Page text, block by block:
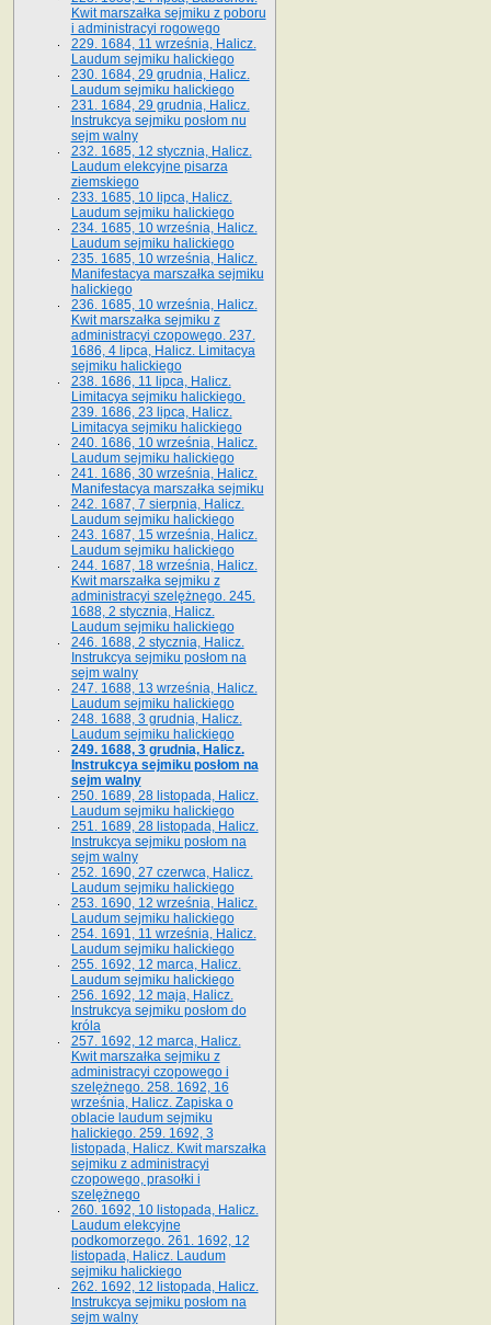
Kwit marszałka sejmiku z poboru
i administracyi rogowego
229. 1684, 11 września, Halicz.
Laudum sejmiku halickiego
230. 1684, 29 grudnia, Halicz.
Laudum sejmiku halickiego
231. 1684, 29 grudnia, Halicz.
Instrukcya sejmiku posłom nu
sejm walny
232. 1685, 12 stycznia, Halicz.
Laudum elekcyjne pisarza
ziemskiego
233. 1685, 10 lipca, Halicz.
Laudum sejmiku halickiego
234. 1685, 10 września, Halicz.
Laudum sejmiku halickiego
235. 1685, 10 września, Halicz.
Manifestacya marszałka sejmiku
halickiego
236. 1685, 10 września, Halicz.
Kwit marszałka sejmiku z
administracyi czopowego. 237.
1686, 4 lipca, Halicz. Limitacya
sejmiku halickiego
238. 1686, 11 lipca, Halicz.
Limitacya sejmiku halickiego.
239. 1686, 23 lipca, Halicz.
Limitacya sejmiku halickiego
240. 1686, 10 września, Halicz.
Laudum sejmiku halickiego
241. 1686, 30 września, Halicz.
Manifestacya marszałka sejmiku
242. 1687, 7 sierpnia, Halicz.
Laudum sejmiku halickiego
243. 1687, 15 września, Halicz.
Laudum sejmiku halickiego
244. 1687, 18 września, Halicz.
Kwit marszałka sejmiku z
administracyi szelężnego. 245.
1688, 2 stycznia, Halicz.
Laudum sejmiku halickiego
246. 1688, 2 stycznia, Halicz.
Instrukcya sejmiku posłom na
sejm walny
247. 1688, 13 września, Halicz.
Laudum sejmiku halickiego
248. 1688, 3 grudnia, Halicz.
Laudum sejmiku halickiego
249. 1688, 3 grudnia, Halicz.
Instrukcya sejmiku posłom na
sejm walny
250. 1689, 28 listopada, Halicz.
Laudum sejmiku halickiego
251. 1689, 28 listopada, Halicz.
Instrukcya sejmiku posłom na
sejm walny
252. 1690, 27 czerwca, Halicz.
Laudum sejmiku halickiego
253. 1690, 12 września, Halicz.
Laudum sejmiku halickiego
254. 1691, 11 września, Halicz.
Laudum sejmiku halickiego
255. 1692, 12 marca, Halicz.
Laudum sejmiku halickiego
256. 1692, 12 maja, Halicz.
Instrukcya sejmiku posłom do
króla
257. 1692, 12 marca, Halicz.
Kwit marszałka sejmiku z
administracyi czopowego i
szelężnego. 258. 1692, 16
września, Halicz. Zapiska o
oblacie laudum sejmiku
halickiego. 259. 1692, 3
listopada, Halicz. Kwit marszałka
sejmiku z administracyi
czopowego, prasołki i
szelężnego
260. 1692, 10 listopada, Halicz.
Laudum elekcyjne
podkomorzego. 261. 1692, 12
listopada, Halicz. Laudum
sejmiku halickiego
262. 1692, 12 listopada, Halicz.
Instrukcya sejmiku posłom na
sejm walny